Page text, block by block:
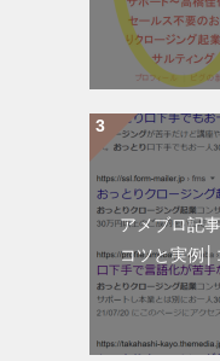
アメブロ記
コツと実例│